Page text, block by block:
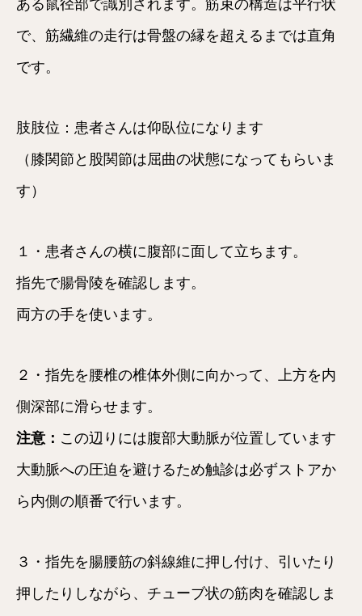
ある鼠径部で識別されます。筋束の構造は平行状
で、筋繊維の走行は骨盤の縁を超えるまでは直角
です。
肢肢位：患者さんは仰臥位になります
（膝関節と股関節は屈曲の状態になってもらいま
す）
１・患者さんの横に腹部に面して立ちます。
指先で腸骨陵を確認します。
両方の手を使います。
２・指先を腰椎の椎体外側に向かって、上方を内
側深部に滑らせます。
注意： この辺りには腹部大動脈が位置しています
大動脈への圧迫を避けるため触診は必ずストアか
ら内側の順番で行います。
３・指先を腸腰筋の斜線維に押し付け、引いたり
押したりしながら、チューブ状の筋肉を確認しま